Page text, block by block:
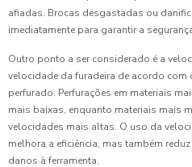
afiadas. Brocas desgastadas ou
imediatamente para garantir a
Outro ponto a ser considerado é a
velocidade da furadeira de acordo com
perfurado. Perfurações em materiais
mais baixas, enquanto materiais mais
velocidades mais altas. O uso da
melhora a eficiência, mas também
danos à ferramenta.